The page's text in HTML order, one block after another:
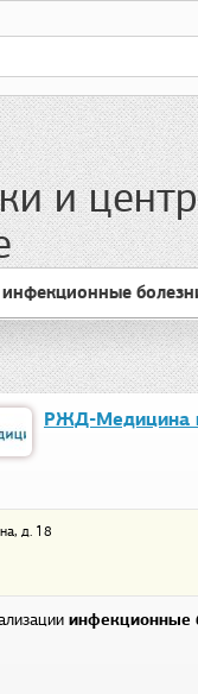
и
инфекционные
РЖД-Медицина
д. 18
инфекционные